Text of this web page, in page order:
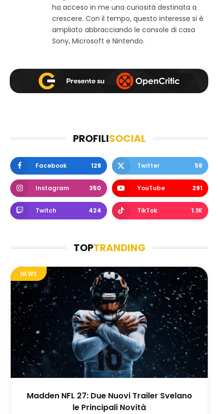
m
ha acceso in me una curiosità destinata a
crescere. Con il tempo, questo interesse si è
ampliato abbracciando le console di casa
Sony, Microsoft e Nintendo.
PROFILISOCIAL
Facebook 128 Twitter 58
Instagram 350 YouTube 291
Twitch 424 TikTok 1.1K
TOPTRANDING
NEWS
Madden NFL 27: Due Nuovi Trailer Svelano
le Principali Novità